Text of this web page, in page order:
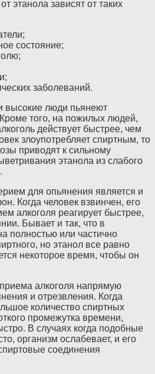
этанола зависят от таких
состояние;
заболеваний.
высокие люди пьянеют
того, на пожилых людей,
действует быстрее, чем
злоупотребляет спиртным, то
приводят к сильному
этанола из слабого
для опьянения является и
Когда человек взвинчен, его
алкоголя реагирует быстрее,
Бывает и так, что в
полностью или частично
но этанол все равно
некоторое время, чтобы он
алкоголя напрямую
и отрезвления. Когда
количество спиртных
промежутка времени,
В случаях когда подобные
организм ослабевает, и его
соединения